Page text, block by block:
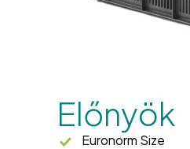
Előnyök
Euronorm Size